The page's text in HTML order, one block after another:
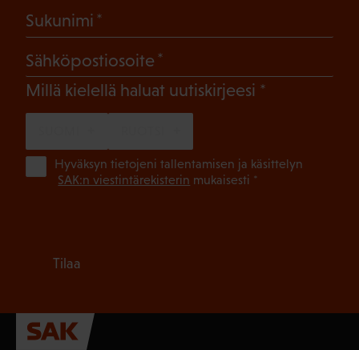
Sukunimi
Sähköpostiosoite
Millä kielellä haluat uutiskirjeesi (Pakollinen)
Hyväksyn tietojeni tallentamisen ja käsittelyn
SAK:n viestintärekisterin mukaisesti *
Tilaa